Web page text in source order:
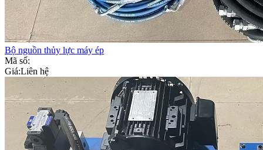
Bộ nguồn thủy lực máy ép
Mã số:
Giá:Liên hệ